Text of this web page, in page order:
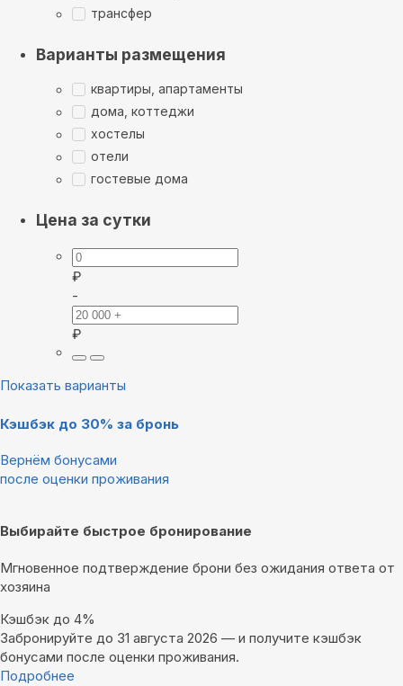
трансфер
Варианты размещения
квартиры, апартаменты
дома, коттеджи
хостелы
отели
гостевые дома
Цена за сутки
₽
-
₽
Показать варианты
Кэшбэк до 30% за бронь
Вернём бонусами
после оценки проживания
Выбирайте быстрое бронирование
Мгновенное подтверждение брони без ожидания ответа от
хозяина
Кэшбэк до 4%
Забронируйте до 31 августа 2026 — и получите кэшбэк
бонусами после оценки проживания.
Подробнее